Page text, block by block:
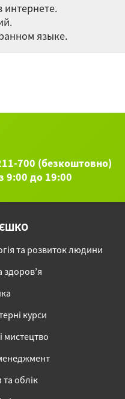
языке.
700 (безкоштовно)
9:00 до 19:00
та розвиток людини
здоров’я
курси
мистецтво
облік